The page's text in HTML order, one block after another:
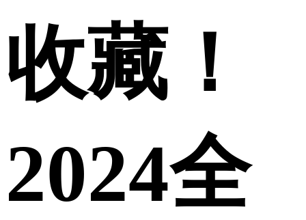
收藏！
2024全